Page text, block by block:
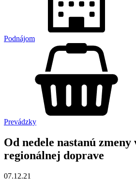
Podnájom
Prevádzky
Od nedele nastanú
regionálnej doprave
07.12.21